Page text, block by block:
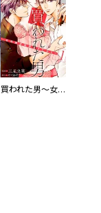
買われた男～女性限定快感セラピスト～【描き下ろしおまけ付き特装版】